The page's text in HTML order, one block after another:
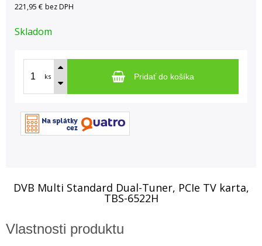
221,95 € bez DPH
Skladom
ks Pridať do košíka
DVB Multi Standard Dual-Tuner, PCIe TV karta,
TBS-6522H
Vlastnosti produktu